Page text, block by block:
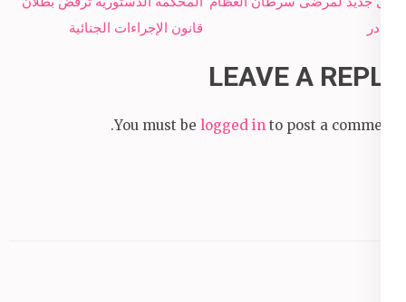
navigation
قانون الإجراءات الجنائية
النادر
LEAVE A REPLY
You must be logged in to post a comment.